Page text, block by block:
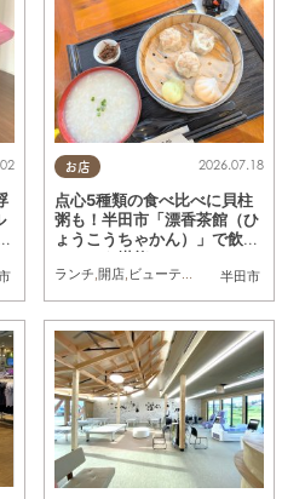
習い事,おひとりさま 友人
お店
半田市
2026.07.18
点心5種類の食べ比べに貝柱
粥も！半田市「漂香茶館（ひ
ょうこうちゃかん）」で飲茶
ランチを堪能
ランチ 開店, ビューティー 健康,行ってみ